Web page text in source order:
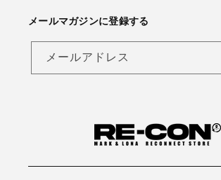
メールマガジンに登録する
メールアドレス